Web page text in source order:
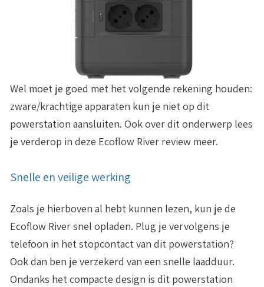
Wel moet je goed met het volgende rekening houden:
zware/krachtige apparaten kun je niet op dit
powerstation aansluiten. Ook over dit onderwerp lees
je verderop in deze Ecoflow River review meer.
Snelle en veilige werking
Zoals je hierboven al hebt kunnen lezen, kun je de
Ecoflow River snel opladen. Plug je vervolgens je
telefoon in het stopcontact van dit powerstation?
Ook dan ben je verzekerd van een snelle laadduur.
Ondanks het compacte design is dit powerstation